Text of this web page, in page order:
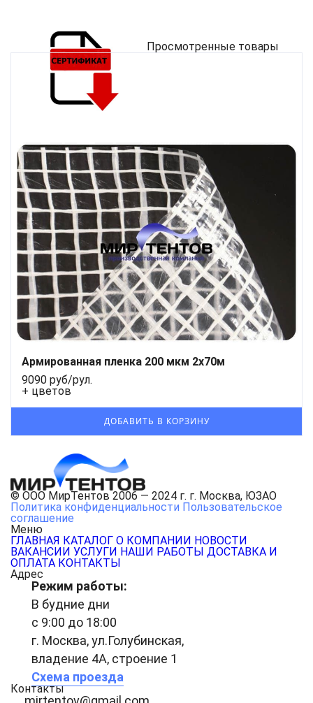
Просмотренные товары
Армированная пленка 200 мкм 2x70м
9090 руб/рул.
+ цветов
© ООО МирТентов 2006 — 2024 г. г. Москва, ЮЗАО
Политика конфиденциальности Пользовательское
соглашение
Меню
ГЛАВНАЯ КАТАЛОГ О КОМПАНИИ НОВОСТИ
ВАКАНСИИ УСЛУГИ НАШИ РАБОТЫ ДОСТАВКА И
ОПЛАТА КОНТАКТЫ
Адрес
Режим работы:
В будние дни
с 9:00 до 18:00
г. Москва, ул.Голубинская,
владение 4А, строение 1
Схема проезда
Контакты